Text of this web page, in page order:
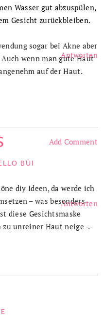
Wasser gut abzuspülen,
Gesicht zurückbleiben.
sogar bei Akne aber
wenn man gute Haut
auf der Haut.
Add Comment
BÙI
Antworten
diy Ideen, da werde ich
– was besonders
diese Gesichtsmaske
unreiner Haut neige -.-
Antworten